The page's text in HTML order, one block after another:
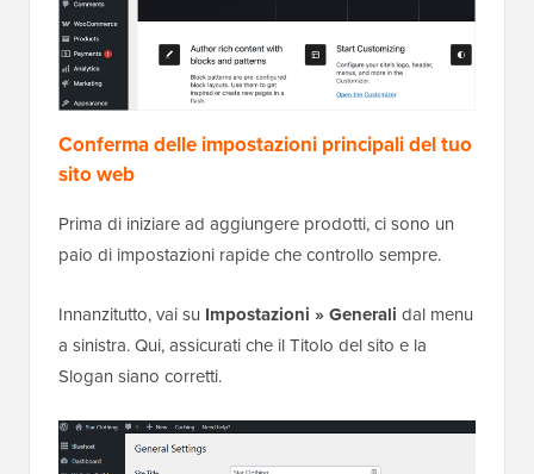
Conferma delle impostazioni principali del tuo
sito web
Prima di iniziare ad aggiungere prodotti, ci sono un
paio di impostazioni rapide che controllo sempre.
Innanzitutto, vai su Impostazioni » Generali dal menu
a sinistra. Qui, assicurati che il Titolo del sito e la
Slogan siano corretti.